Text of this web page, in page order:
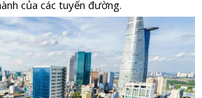
của các tuyến đường.